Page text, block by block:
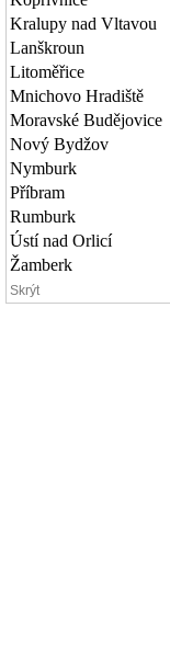
Kralupy nad Vltavou
Lanškroun
Litoměřice
Mnichovo Hradiště
Moravské Budějovice
Nový Bydžov
Nymburk
Příbram
Rumburk
Ústí nad Orlicí
Žamberk
Skrýt